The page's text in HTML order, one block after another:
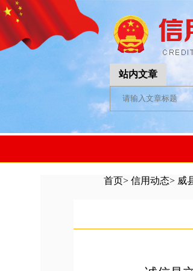
站内文章
首页> 信用动态> 威